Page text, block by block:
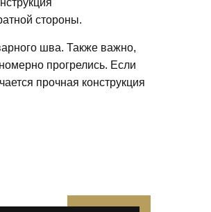
стороны.
шва. Также важно,
прогрелись. Если
прочная конструкция